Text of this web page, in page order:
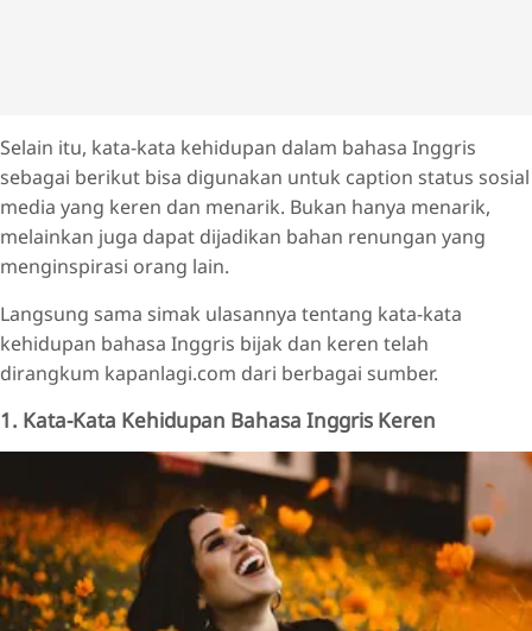
Selain itu, kata-kata kehidupan dalam bahasa Inggris
sebagai berikut bisa digunakan untuk caption status sosial
media yang keren dan menarik. Bukan hanya menarik,
melainkan juga dapat dijadikan bahan renungan yang
menginspirasi orang lain.
Langsung sama simak ulasannya tentang kata-kata
kehidupan bahasa Inggris bijak dan keren telah
dirangkum kapanlagi.com dari berbagai sumber.
1. Kata-Kata Kehidupan Bahasa Inggris Keren